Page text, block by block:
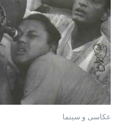
عکاسی و سینما